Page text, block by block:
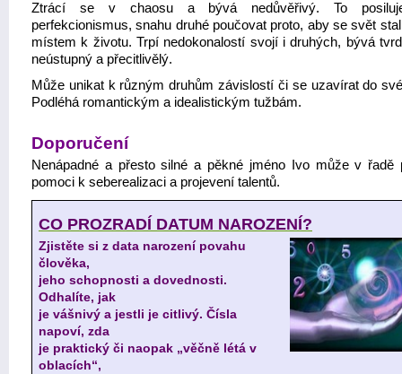
Ztrácí se v chaosu a bývá nedůvěřivý. To
perfekcionismus, snahu druhé poučovat proto, aby se svět
místem k životu. Trpí nedokonalostí svojí i druhých, bývá
neústupný a přecitlivělý.
Může unikat k různým druhům závislostí či se uzavírat do
Podléhá romantickým a idealistickým tužbám.
Doporučení
Nenápadné a přesto silné a pěkné jméno Ivo může v řadě
pomoci k seberealizaci a projevení talentů.
CO PROZRADÍ DATUM NAROZENÍ?
Zjistěte si z data narození povahu
člověka,
jeho schopnosti a dovednosti.
Odhalíte, jak
je vášnivý a jestli je citlivý. Čísla
napoví, zda
je praktický či naopak „věčně létá v
oblacích“,